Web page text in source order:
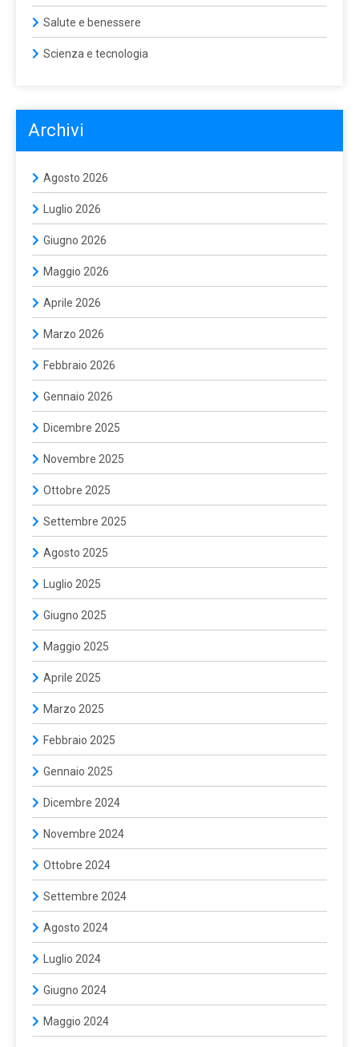
Salute e benessere
Scienza e tecnologia
Archivi
Agosto 2026
Luglio 2026
Giugno 2026
Maggio 2026
Aprile 2026
Marzo 2026
Febbraio 2026
Gennaio 2026
Dicembre 2025
Novembre 2025
Ottobre 2025
Settembre 2025
Agosto 2025
Luglio 2025
Giugno 2025
Maggio 2025
Aprile 2025
Marzo 2025
Febbraio 2025
Gennaio 2025
Dicembre 2024
Novembre 2024
Ottobre 2024
Settembre 2024
Agosto 2024
Luglio 2024
Giugno 2024
Maggio 2024